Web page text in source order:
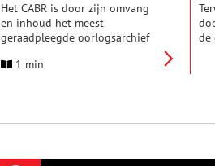
Het CABR is door zijn omvang
en inhoud het meest
geraadpleegde oorlogsarchief
2025 kunnen onderzoekers en
het voor iedereen in te zien. In
1 min
de